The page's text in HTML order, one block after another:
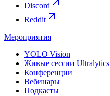
Discord
Reddit
Мероприятия
YOLO Vision
Живые сессии Ultralytics
Конференции
Вебинары
Подкасты